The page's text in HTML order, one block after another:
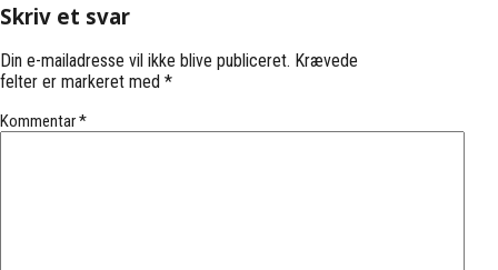
Skriv et svar
Din e-mailadresse vil ikke blive publiceret. Krævede
felter er markeret med *
Kommentar*